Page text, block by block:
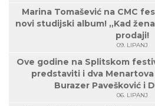
Marina Tomašević na CMC
novi studijski album! „Kad
prodaji!
09. LIPANJ
Ove godine na Splitskom
predstaviti i dva Menartova
Burazer Pavešković i
06. LIPANJ